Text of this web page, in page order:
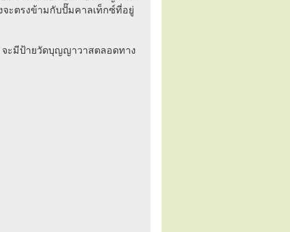
จะตรงข้ามกับปั๊มคาลเท็กซ์ที่อยู่
จะมีป้ายวัดบุญญาวาสตลอดทาง